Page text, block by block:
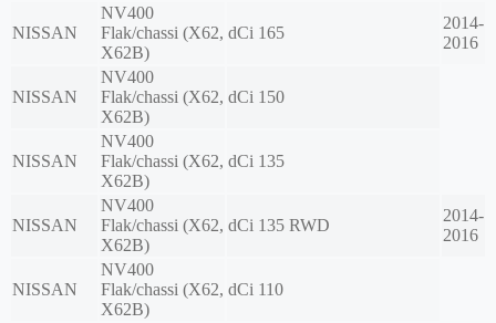
NISSAN
NV400
Flak/chassi (X62,
X62B)
dCi 165
2014-
2016
NISSAN
NV400
Flak/chassi (X62,
X62B)
dCi 150
NISSAN
NV400
Flak/chassi (X62,
X62B)
dCi 135
NISSAN
NV400
Flak/chassi (X62,
X62B)
dCi 135 RWD
2014-
2016
NISSAN
NV400
Flak/chassi (X62,
X62B)
dCi 110